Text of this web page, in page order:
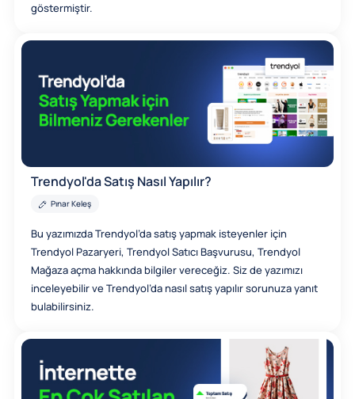
göstermiştir.
Trendyol'da Satış Nasıl Yapılır?
Pınar Keleş
Bu yazımızda Trendyol’da satış yapmak isteyenler için
Trendyol Pazaryeri, Trendyol Satıcı Başvurusu, Trendyol
Mağaza açma hakkında bilgiler vereceğiz. Siz de yazımızı
inceleyebilir ve Trendyol’da nasıl satış yapılır sorunuza yanıt
bulabilirsiniz.